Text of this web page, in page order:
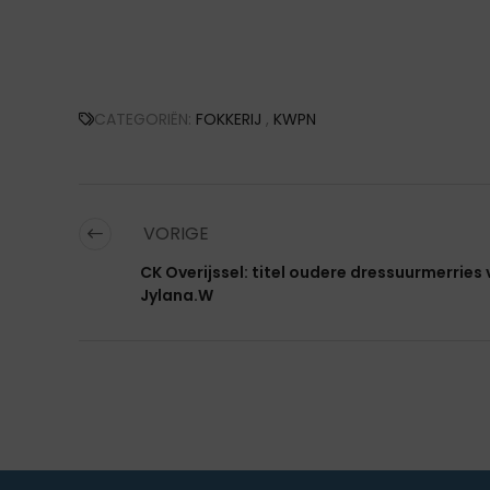
CATEGORIËN: FOKKERIJ , KWPN
VORIGE
CK Overijssel: titel oudere dressuurmerries
Jylana.W